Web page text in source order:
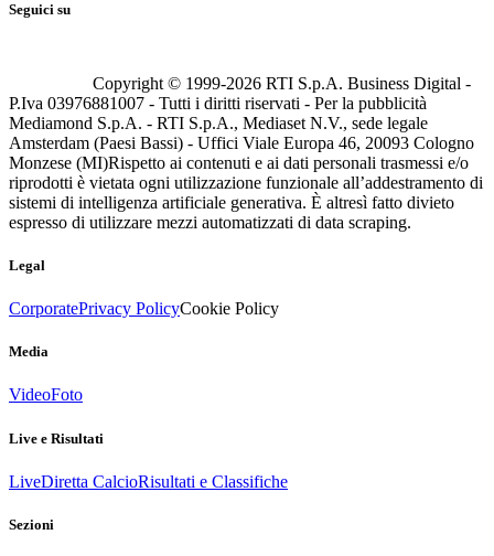
Seguici su
Copyright © 1999-2026 RTI S.p.A. Business Digital -
P.Iva 03976881007 - Tutti i diritti riservati - Per la pubblicità
Mediamond S.p.A. - RTI S.p.A., Mediaset N.V., sede legale
Amsterdam (Paesi Bassi) - Uffici Viale Europa 46, 20093 Cologno
Monzese (MI)Rispetto ai contenuti e ai dati personali trasmessi e/o
riprodotti è vietata ogni utilizzazione funzionale all’addestramento di
sistemi di intelligenza artificiale generativa. È altresì fatto divieto
espresso di utilizzare mezzi automatizzati di data scraping.
Legal
CorporatePrivacy PolicyCookie Policy
Media
VideoFoto
Live e Risultati
LiveDiretta CalcioRisultati e Classifiche
Sezioni